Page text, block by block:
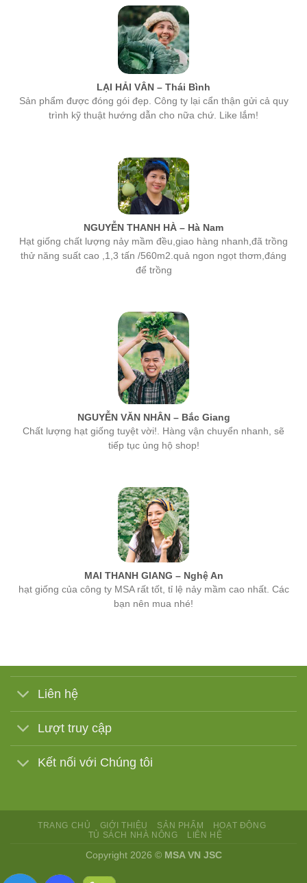
LẠI HẢI VÂN – Thái Bình
Sản phẩm được đóng gói đẹp. Công ty lại cẩn thận gửi cả quy
trình kỹ thuật hướng dẫn cho nữa chứ. Like lắm!
NGUYỄN THANH HÀ – Hà Nam
Hạt giống chất lượng nảy mầm đều,giao hàng nhanh,đã trồng
thử năng suất cao ,1,3 tấn /560m2.quả ngon ngọt thơm,đáng
để trồng
NGUYỄN VĂN NHÂN – Bắc Giang
Chất lượng hạt giống tuyệt vời!. Hàng vận chuyển nhanh, sẽ
tiếp tục ủng hộ shop!
MAI THANH GIANG – Nghệ An
hạt giống của công ty MSA rất tốt, tỉ lệ nảy mầm cao nhất. Các
bạn nên mua nhé!
Liên hệ
Lượt truy cập
Kết nối với Chúng tôi
Copyright 2026 ©MSA VN JSC